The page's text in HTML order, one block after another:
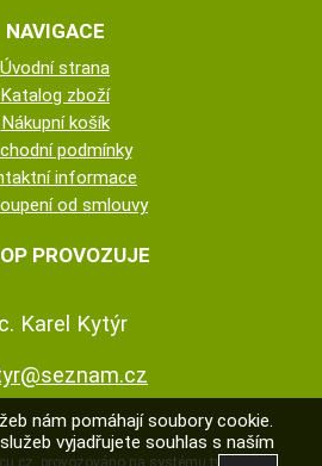
NAVIGACE
Úvodní strana
Katalog zboží
Nákupní košík
podmínky
informace
od smlouvy
PROVOZUJE
Karel Kytýr
nám pomáhají soubory cookie.
vyjadřujete souhlas s naším